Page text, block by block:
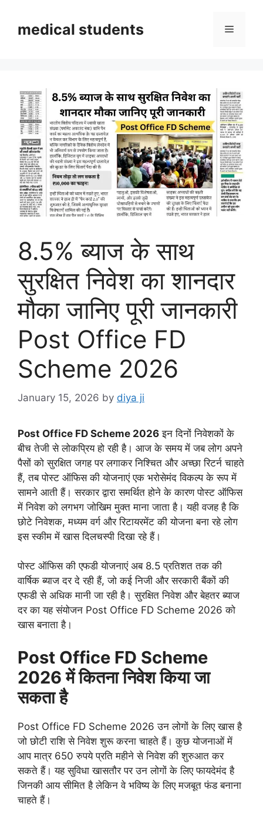
contentmedical students Menu
8.5% ब्याज के साथ
सुरक्षित निवेश का शानदार
मौका जानिए पूरी जानकारी
Post Office FD
Scheme 2026
January 15, 2026 by diya ji
Post Office FD Scheme 2026 इन दिनों निवेशकों के
बीच तेजी से लोकप्रिय हो रही है। आज के समय में जब लोग अपने
पैसों को सुरक्षित जगह पर लगाकर निश्चित और अच्छा रिटर्न चाहते
हैं, तब पोस्ट ऑफिस की योजनाएं एक भरोसेमंद विकल्प के रूप में
सामने आती हैं। सरकार द्वारा समर्थित होने के कारण पोस्ट ऑफिस
में निवेश को लगभग जोखिम मुक्त माना जाता है। यही वजह है कि
छोटे निवेशक, मध्यम वर्ग और रिटायरमेंट की योजना बना रहे लोग
इस स्कीम में खास दिलचस्पी दिखा रहे हैं।
पोस्ट ऑफिस की एफडी योजनाएं अब 8.5 प्रतिशत तक की
वार्षिक ब्याज दर दे रही हैं, जो कई निजी और सरकारी बैंकों की
एफडी से अधिक मानी जा रही है। सुरक्षित निवेश और बेहतर ब्याज
दर का यह संयोजन Post Office FD Scheme 2026 को
खास बनाता है।
Post Office FD Scheme
2026 में कितना निवेश किया जा
सकता है
Post Office FD Scheme 2026 उन लोगों के लिए खास है
जो छोटी राशि से निवेश शुरू करना चाहते हैं। कुछ योजनाओं में
आप मात्र 650 रुपये प्रति महीने से निवेश की शुरुआत कर
सकते हैं। यह सुविधा खासतौर पर उन लोगों के लिए फायदेमंद है
जिनकी आय सीमित है लेकिन वे भविष्य के लिए मजबूत फंड बनाना
चाहते हैं।